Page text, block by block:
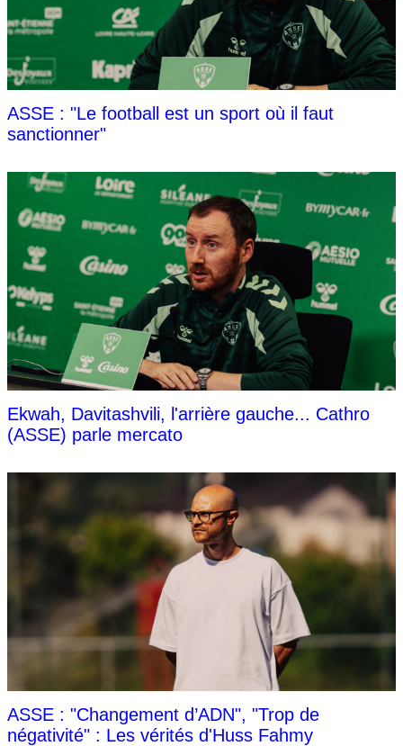
ASSE : "Le football est un sport où il faut
sanctionner"
Ekwah, Davitashvili, l'arrière gauche... Cathro
(ASSE) parle mercato
ASSE : "Changement d’ADN", "Trop de
négativité" : Les vérités d'Huss Fahmy